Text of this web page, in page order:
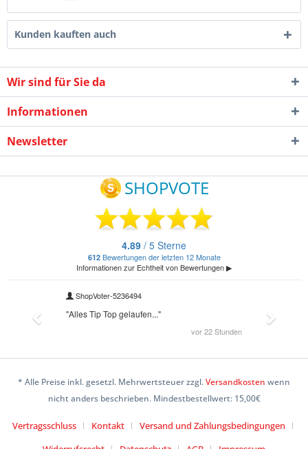
Kunden kauften auch
Wir sind für Sie da
Informationen
Newsletter
* Alle Preise inkl. gesetzl. Mehrwertsteuer zzgl.Versandkosten wenn
nicht anders beschrieben. Mindestbestellwert: 15,00€
Vertragsschluss Kontakt
Versand und Zahlungsbedingungen